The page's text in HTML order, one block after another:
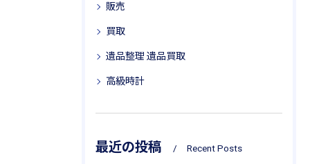
販売
買取
遺品整理 遺品買取
高級時計
最近の投稿 Recent Posts